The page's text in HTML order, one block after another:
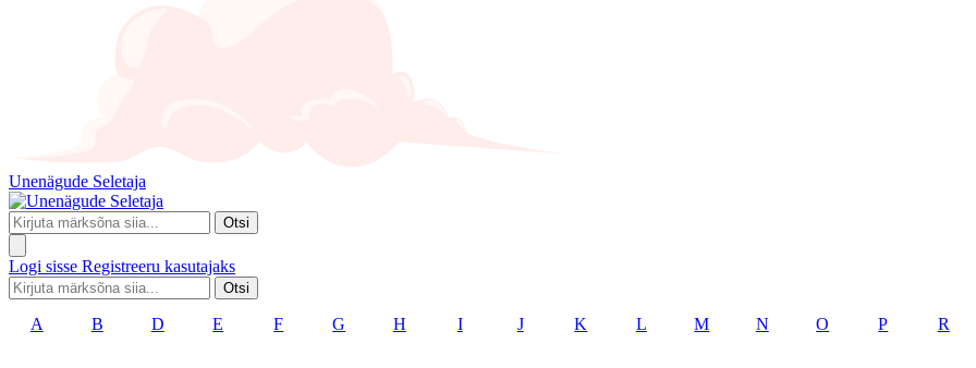
Unenägude Seletaja
Otsi
Logi sisse Registreeru kasutajaks
Otsi
A B D E F G H I J K L M N O P R